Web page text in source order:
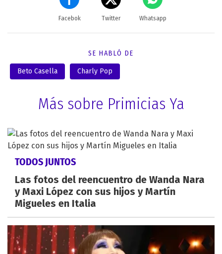
Facebok Twitter Whatsapp
SE HABLÓ DE
Beto Casella Charly Pop
Más sobre Primicias Ya
TODOS JUNTOS
Las fotos del reencuentro de Wanda Nara
y Maxi López con sus hijos y Martín
Migueles en Italia